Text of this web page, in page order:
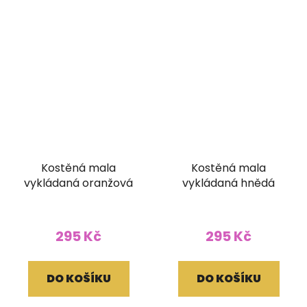
Kostěná mala
vykládaná oranžová
295 Kč
DO KOŠÍKU
Kostěná mala
vykládaná hnědá
295 Kč
DO KOŠÍKU